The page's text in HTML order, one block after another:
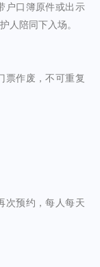
户口簿原件或出示
人陪同下入场。
票作废，不可重复
次预约，每人每天